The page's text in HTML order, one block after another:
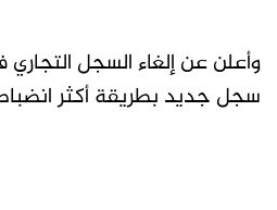
وأعلن عن إلغاء السجل
سجل جديد بطريقة أكثر